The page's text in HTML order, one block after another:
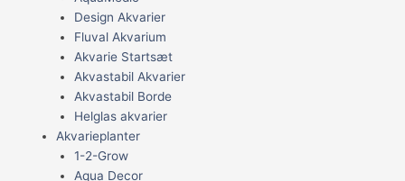
Design Akvarier
Fluval Akvarium
Akvarie Startsæt
Akvastabil Akvarier
Akvastabil Borde
Helglas akvarier
Akvarieplanter
1-2-Grow
Aqua Decor